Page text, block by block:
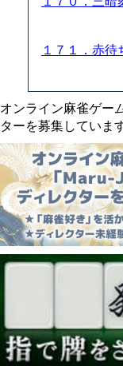
１７１．赤
オンライン麻雀ゲー
ターを募集していま